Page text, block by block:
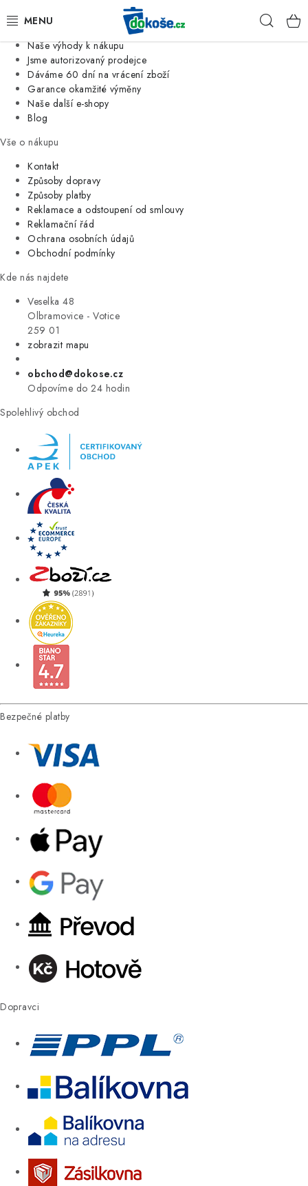
Jsme tradiční česká firma
Naše výhody k nákupu
Jsme autorizovaný prodejce
Dáváme 60 dní na vrácení zboží
Garance okamžité výměny
Naše další e-shopy
Blog
Vše o nákupu
Kontakt
Způsoby dopravy
Způsoby platby
Reklamace a odstoupení od smlouvy
Reklamační řád
Ochrana osobních údajů
Obchodní podmínky
Kde nás najdete
Veselka 48
Olbramovice - Votice
259 01
zobrazit mapu
obchod@dokose.cz
Odpovíme do 24 hodin
Spolehlivý obchod
Bezpečné platby
Dopravci
KOŠE
SÁČKY
KUCHYNĚ
ORGANIZACE
DOMÁCNOST
ÚKLID
VÝPRODEJ
ZNAČKY
Úvod Kontakt Blog
Moje objednávka